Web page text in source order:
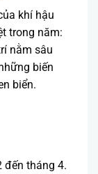
khí hậu
trong năm:
nằm sâu
biến
biển.
đến tháng 4.